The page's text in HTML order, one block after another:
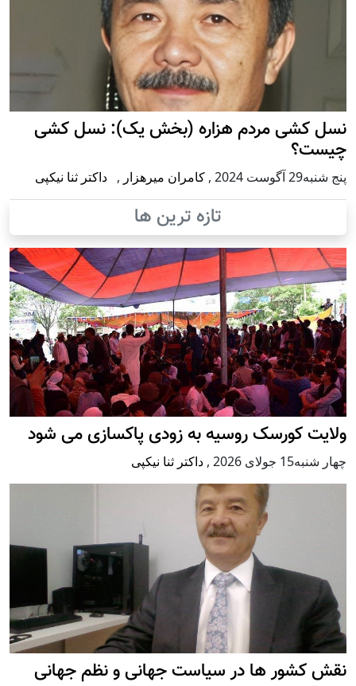
نسل کشی مردم هزاره (بخش یک): نسل کشی
چیست؟
پنج شنبه29 آگوست 2024 , کامران میرهزار , داکتر ثنا نیکپی
تازه ترین ها
ولایت کورسک روسیه به زودی پاکسازی می شود
چهار شنبه15 جولای 2026 , داکتر ثنا نیکپی
نقش کشور ها در سیاست جهانی و نظم جهانی